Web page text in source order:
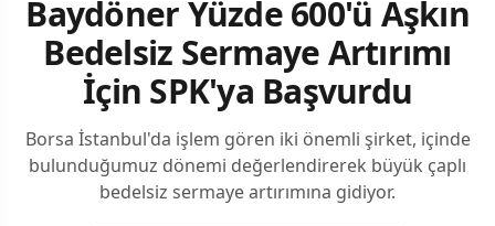
Baydöner Yüzde 600'ü Aşkın
Bedelsiz Sermaye Artırımı
İçin SPK'ya Başvurdu
Borsa İstanbul'da işlem gören iki önemli şirket, içinde
bulunduğumuz dönemi değerlendirerek büyük çaplı
bedelsiz sermaye artırımına gidiyor.